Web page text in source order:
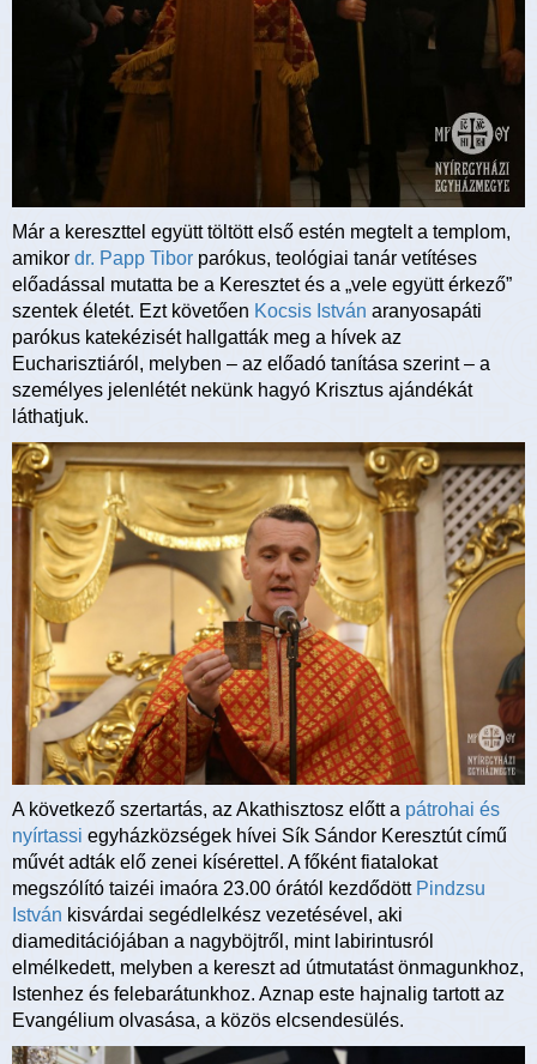
Már a kereszttel együtt töltött első estén megtelt a templom,
amikor dr. Papp Tibor parókus, teológiai tanár vetítéses
előadással mutatta be a Keresztet és a „vele együtt érkező”
szentek életét. Ezt követően Kocsis István aranyosapáti
parókus katekézisét hallgatták meg a hívek az
Eucharisztiáról, melyben – az előadó tanítása szerint – a
személyes jelenlétét nekünk hagyó Krisztus ajándékát
láthatjuk.
A következő szertartás, az Akathisztosz előtt a pátrohai és
nyírtassi egyházközségek hívei Sík Sándor Keresztút című
művét adták elő zenei kísérettel. A főként fiatalokat
megszólító taizéi imaóra 23.00 órától kezdődött Pindzsu
István kisvárdai segédlelkész vezetésével, aki
diameditációjában a nagyböjtről, mint labirintusról
elmélkedett, melyben a kereszt ad útmutatást önmagunkhoz,
Istenhez és felebarátunkhoz. Aznap este hajnalig tartott az
Evangélium olvasása, a közös elcsendesülés.